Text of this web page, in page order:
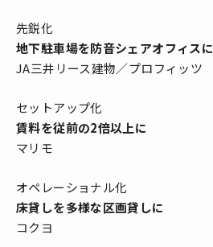
先鋭化
地下駐車場を防音シェアオフィスに
JA三井リース建物／プロフィッツ
セットアップ化
賃料を従前の2倍以上に
マリモ
オペレーショナル化
床貸しを多様な区画貸しに
コクヨ